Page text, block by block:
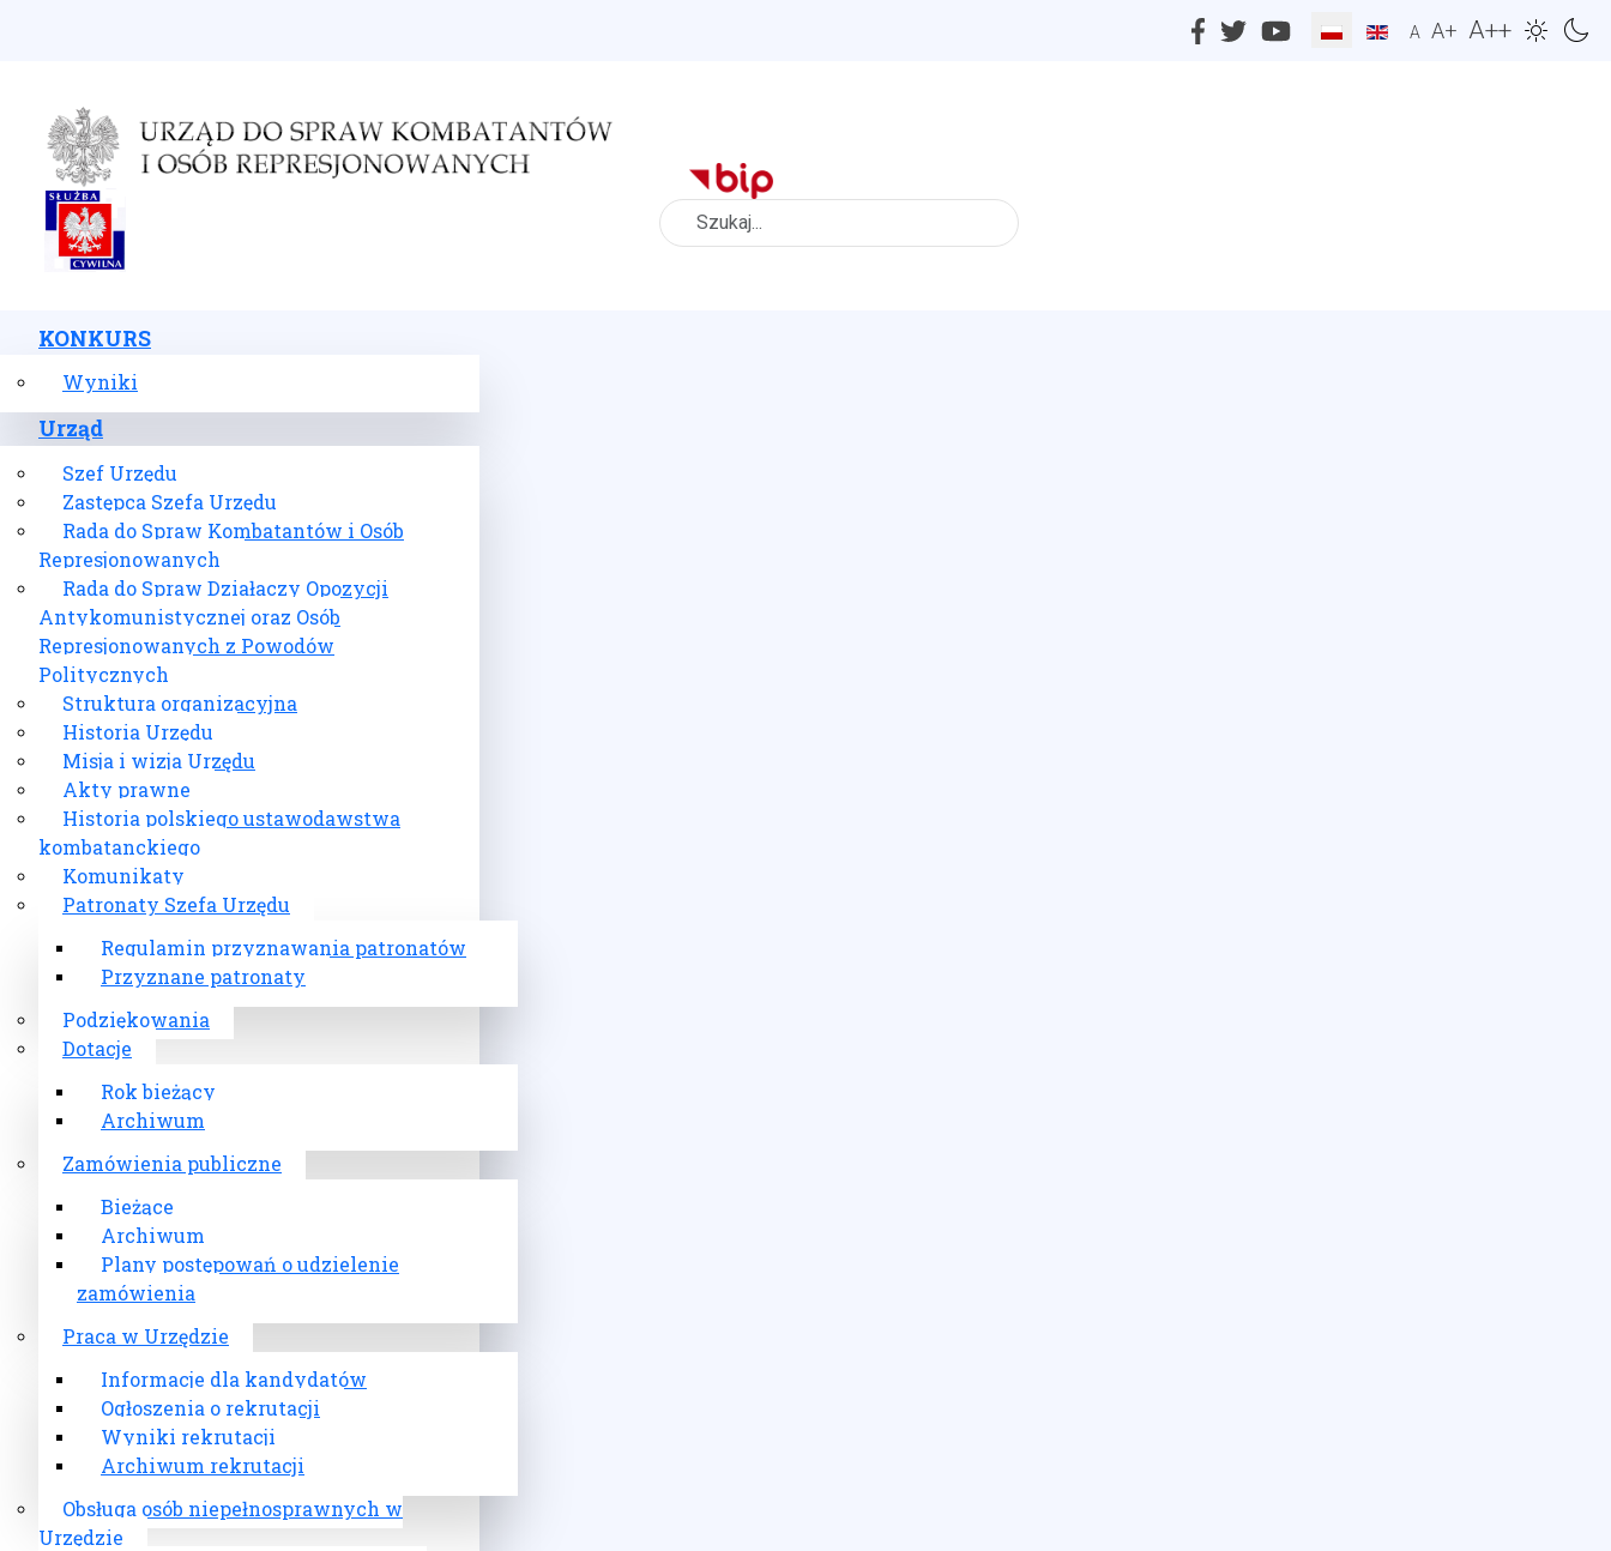
A A+ A++
Szukaj
KONKURS
Wyniki
Urząd
Szef Urzędu
Zastępca Szefa Urzędu
Rada do Spraw Kombatantów i Osób
Represjonowanych
Rada do Spraw Działaczy Opozycji
Antykomunistycznej oraz Osób
Represjonowanych z Powodów
Politycznych
Struktura organizacyjna
Historia Urzędu
Misja i wizja Urzędu
Akty prawne
Historia polskiego ustawodawstwa
kombatanckiego
Komunikaty
Patronaty Szefa Urzędu
Regulamin przyznawania patronatów
Przyznane patronaty
Podziękowania
Dotacje
Rok bieżący
Archiwum
Zamówienia publiczne
Bieżące
Archiwum
Plany postępowań o udzielenie
zamówienia
Praca w Urzędzie
Informacje dla kandydatów
Ogłoszenia o rekrutacji
Wyniki rekrutacji
Archiwum rekrutacji
Obsługa osób niepełnosprawnych w
Urzędzie